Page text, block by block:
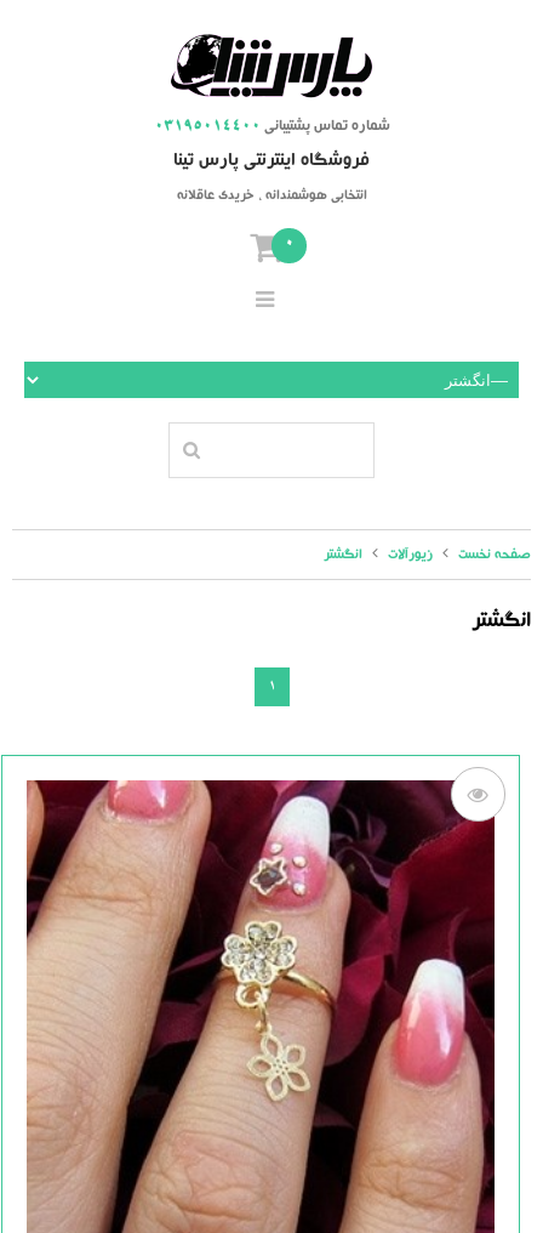
03195014400 شماره تماس پشتیبانی
فروشگاه اینترنتی پارس تینا
انتخابی هوشمندانه ، خریدی عاقلانه
0
صفحه نخست زیورآلات انگشتر
انگشتر
1